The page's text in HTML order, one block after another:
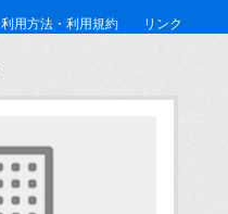
利用方法・利用規約 リンク